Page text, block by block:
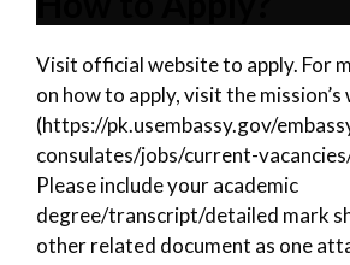
Visit official website to apply. For
on how to apply, visit the
(https://pk.usembassy.gov/
consulates/jobs/current-
Please include your academic
degree/transcript/detailed mark
other related document as one